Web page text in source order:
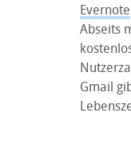
Evernote
Abseits
Gmail